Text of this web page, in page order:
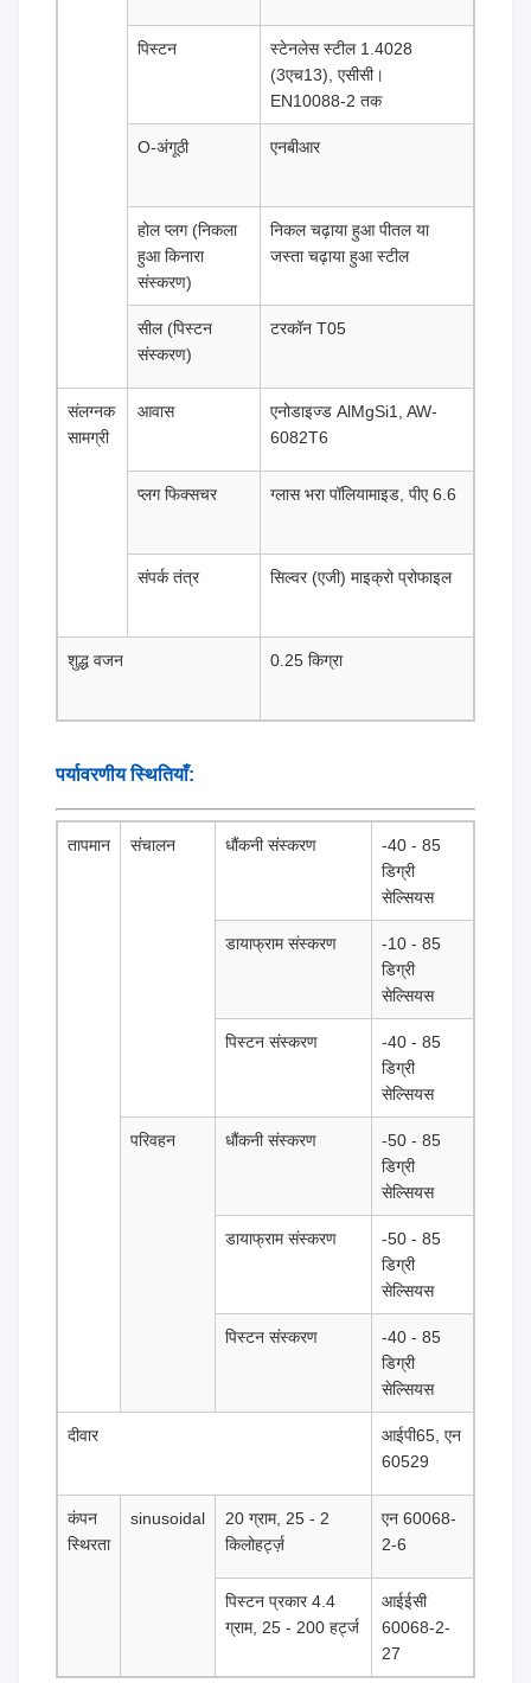
पिस्टन
स्टेनलेस स्टील 1.4028
(3एच13), एसीसी।
EN10088-2 तक
O-अंगूठी एनबीआर
होल प्लग (निकला
हुआ किनारा
संस्करण)
निकल चढ़ाया हुआ पीतल या
जस्ता चढ़ाया हुआ स्टील
सील (पिस्टन
संस्करण)
टरकॉन T05
संलग्नक
सामग्री
आवास
एनोडाइज्ड AlMgSi1, AW-
6082T6
प्लग फिक्सचर ग्लास भरा पॉलियामाइड, पीए 6.6
संपर्क तंत्र सिल्वर (एजी) माइक्रो प्रोफाइल
शुद्ध वजन 0.25 किग्रा
पर्यावरणीय स्थितियाँ:
तापमान संचालन धौंकनी संस्करण
-40 - 85
डिग्री
सेल्सियस
डायाफ्राम संस्करण
-10 - 85
डिग्री
सेल्सियस
पिस्टन संस्करण
-40 - 85
डिग्री
सेल्सियस
परिवहन धौंकनी संस्करण
-50 - 85
डिग्री
सेल्सियस
डायाफ्राम संस्करण
-50 - 85
डिग्री
सेल्सियस
पिस्टन संस्करण
-40 - 85
डिग्री
सेल्सियस
दीवार
आईपी65, एन
60529
कंपन
स्थिरता
sinusoidal
20 ग्राम, 25 - 2
किलोहर्ट्ज़
एन 60068-
2-6
पिस्टन प्रकार 4.4
ग्राम, 25 - 200 हर्ट्ज
आईईसी
60068-2-
27